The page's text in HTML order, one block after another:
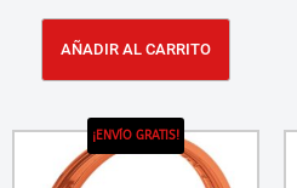
AÑADIR AL CARRITO
¡ENVÍO GRATIS!